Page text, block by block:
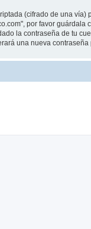
(cifrado de una
por favor guárdala
la contraseña de tu
una nueva contraseña